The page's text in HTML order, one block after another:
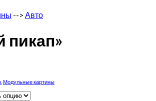
--> Авто
пикап»
Модульные картины